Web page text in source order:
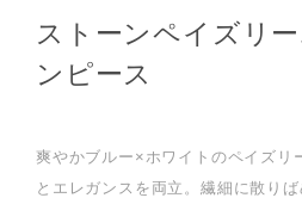
ストーンペイズリ
ンピース
爽やかブルー×ホワイトのペイズリ
とエレガンスを両立。繊細に散り